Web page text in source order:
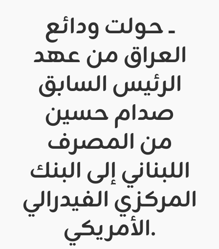
ــ حولت ودائع
العراق من عهد
الرئيس السابق
صدام حسين
من المصرف
اللبناني إلى البنك
المركزي الفيدرالي
الأمريكي.